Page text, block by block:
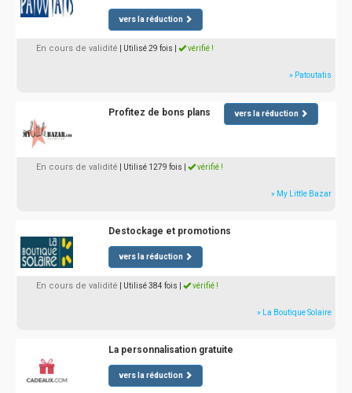
vers la réduction
En cours de validité | Utilisé 29 fois vérifié !
» Patoutatis
Profitez de bons plans vers la réduction
En cours de validité | Utilisé 1279 fois vérifié !
» My Little Bazar
Destockage et promotions
vers la réduction
En cours de validité | Utilisé 384 fois vérifié !
» La Boutique Solaire
La personnalisation gratuite
vers la réduction